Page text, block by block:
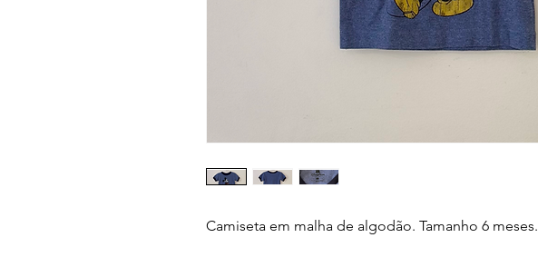
Camiseta em malha de algodão. Tamanho 6 meses.